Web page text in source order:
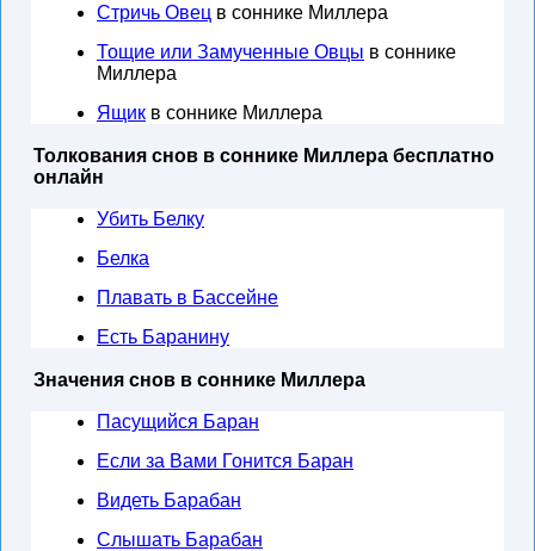
Стричь Овец в соннике Миллера
Тощие или Замученные Овцы в соннике
Миллера
Ящик в соннике Миллера
Толкования снов в соннике Миллера бесплатно
онлайн
Убить Белку
Белка
Плавать в Бассейне
Есть Баранину
Значения снов в соннике Миллера
Пасущийся Баран
Если за Вами Гонится Баран
Видеть Барабан
Слышать Барабан